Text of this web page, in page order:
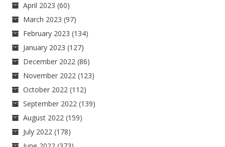
April 2023 (60)
March 2023 (97)
February 2023 (134)
January 2023 (127)
December 2022 (86)
November 2022 (123)
October 2022 (112)
September 2022 (139)
August 2022 (159)
July 2022 (178)